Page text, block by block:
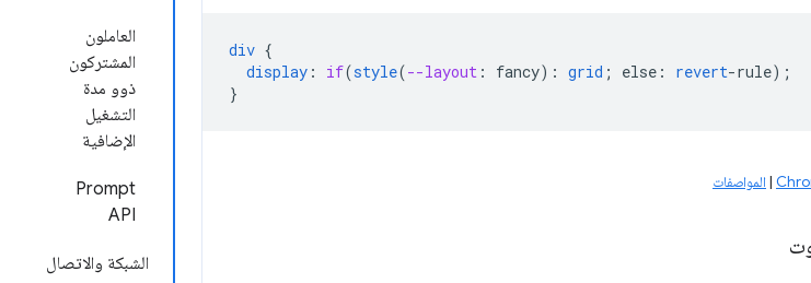
العاملون
المشتركون
ذوو مدة
التشغيل
الإضافية
Prompt
API
الشبكة والاتصال
div {
display : if(style(--layout : fancy) : grid ; else : revert-rule);
}
|المواصفات